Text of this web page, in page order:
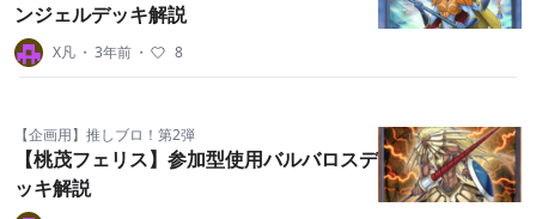
ンジェルデッキ解説
X凡 ・ 3年前 ・ 8
【企画用】推しブロ！第2弾
【桃茂フェリス】参加型使用バルバロスデ
ッキ解説